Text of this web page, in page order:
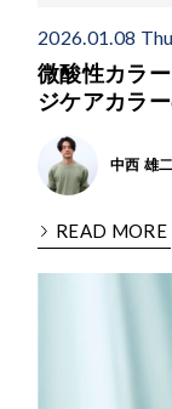
2026.01.08 Thu
微酸性カラ
ジケアカラ
中西 雄二
READ MORE